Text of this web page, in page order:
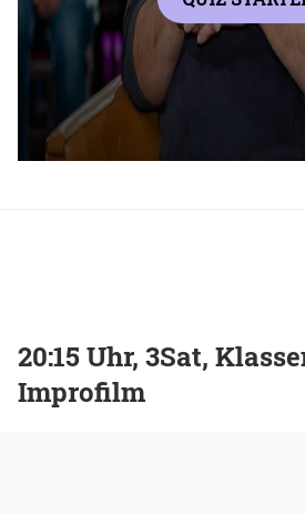
20:15 Uhr, 3Sat,
Improfilm